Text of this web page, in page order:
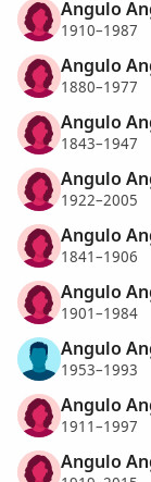
Angulo
1910–1987
Angulo
1880–1977
Angulo
1843–1947
Angulo
1922–2005
Angulo
1841–1906
Angulo
1901–1984
Angulo
1953–1993
Angulo
1911–1997
Angulo